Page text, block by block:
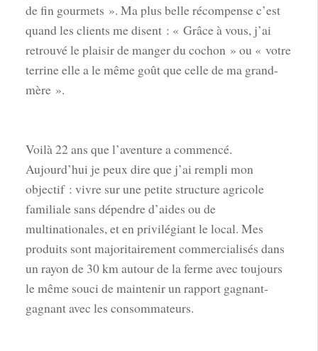
de fin gourmets ». Ma plus belle récompense c’est
quand les clients me disent : « Grâce à vous, j’ai
retrouvé le plaisir de manger du cochon » ou « votre
terrine elle a le même goût que celle de ma grand-
mère ».
Voilà 22 ans que l’aventure a commencé.
Aujourd’hui je peux dire que j’ai rempli mon
objectif : vivre sur une petite structure agricole
familiale sans dépendre d’aides ou de
multinationales, et en privilégiant le local. Mes
produits sont majoritairement commercialisés dans
un rayon de 30 km autour de la ferme avec toujours
le même souci de maintenir un rapport gagnant-
gagnant avec les consommateurs.